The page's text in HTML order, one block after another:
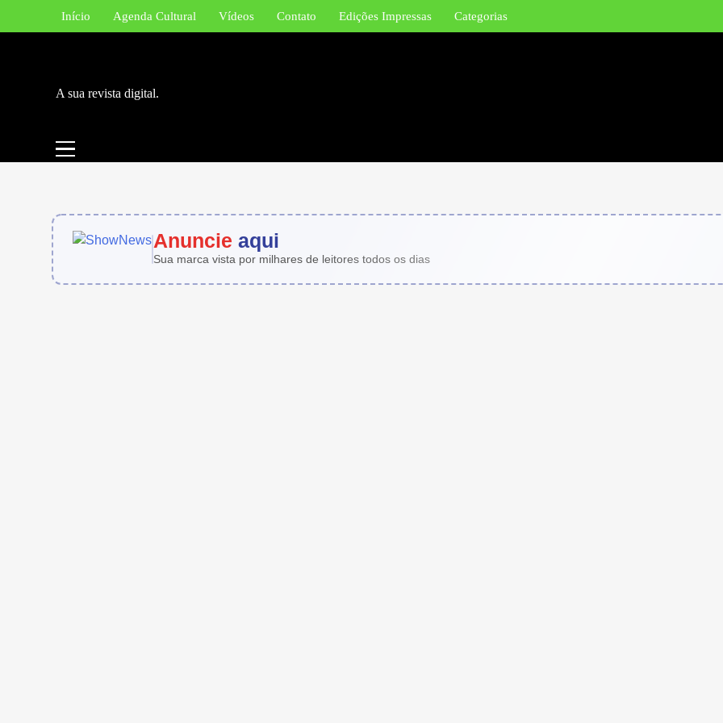
Início Agenda Cultural Vídeos Contato Edições Impressas Categorias
A sua revista digital.
Anuncie aqui
Sua marca vista por milhares de leitores todos os dias